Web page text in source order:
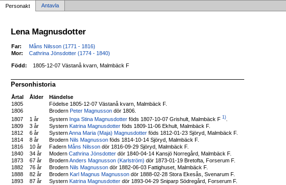
Personakt Antavla
Lena Magnusdotter
Far:
Måns Nilsson (1771 - 1816)
Mor:
Cathrina Jönsdotter (1774 - 1840)
Född: 1805-12-07 Västanå kvarn, Malmbäck F
Personhistoria
Årtal Ålder
Händelse
1805
Födelse 1805-12-07 Västanå kvarn, Malmbäck F.
1806
BrodernPeter Magnusson dör 1806.
1807
1 år Systern Inga Stina Magnusdotter föds 1807-10-07 Grishult, Malmbäck F 1)
1809
3 år SysternKatrina Magnusdotter föds 1809-11-06 Ekhult, Malmbäck F.
1812
6 år SysternAnna Maria (Maja) Magnusdotter föds 1812-01-23 Sjöryd, Malmbäck F.
1814
8 år BrodernNils Magnusson föds 1814-10-14 Sjöryd, Malmbäck F.
1816
10 år FadernMåns Nilsson dör 1816-09-29 Sjöryd, Malmbäck F.
1840
34 år ModernCathrina Jönsdotter dör 1840-04-14 Kansjö Norregård, Malmbäck F.
1873
67 år BrodernAnders Magnusson (Karlström) dör 1873-01-19 Bretofta, Forserum F.
1882
76 år BrodernNils Magnusson dör 1882-06-03 Fattighuset, Malmbäck F.
1888
82 år BrodernKarl Magnus Magnusson dör 1888-02-28 Stora Ekesås, Svenarum F.
1893
87 år SysternKatrina Magnusdotter dör 1893-04-29 Sniparp Södregård, Forserum F.